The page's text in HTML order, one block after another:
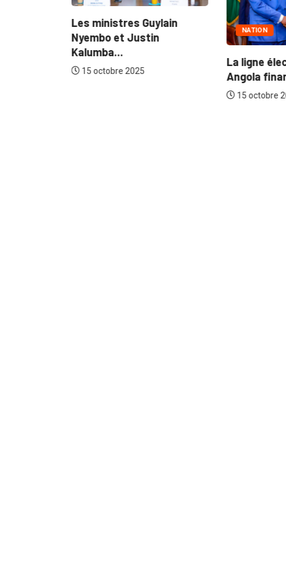
Les ministres Guylain
Nyembo et Justin
Kalumba...
15 octobre 2025
NATION
La ligne
Angola
15 octobre